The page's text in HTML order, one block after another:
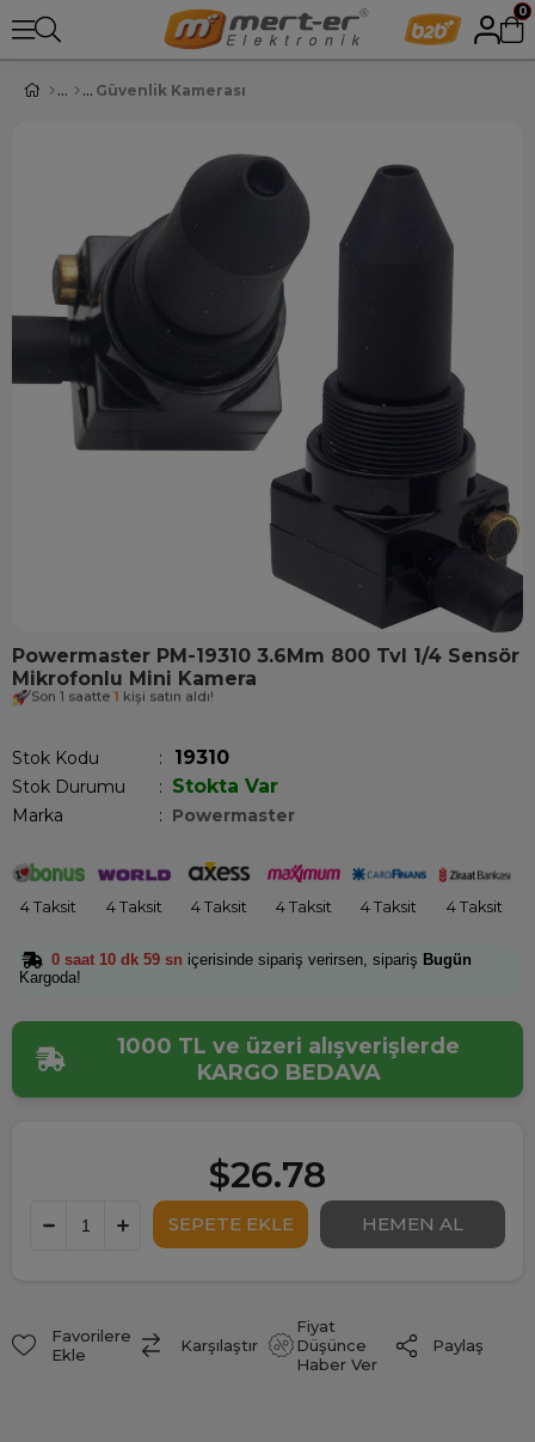
0
Güvenlik Kamerası
Powermaster PM-19310 3.6Mm 800 Tvl 1/4 Sensör
Mikrofonlu Mini Kamera
Son 1 saatte 1 kişi satın aldı!
Stok Kodu 19310
Stok Durumu : Stokta Var
Marka : Powermaster
4 Taksit 4 Taksit 4 Taksit 4 Taksit 4 Taksit 4 Taksit
0 saat 10 dk 59 sn içerisinde sipariş verirsen, sipariş Bugün
Kargoda!
1000 TL ve üzeri alışverişlerde
KARGO BEDAVA
$26.78
Favorilere
Ekle
Karşılaştır
Fiyat
Düşünce
Haber Ver
Paylaş